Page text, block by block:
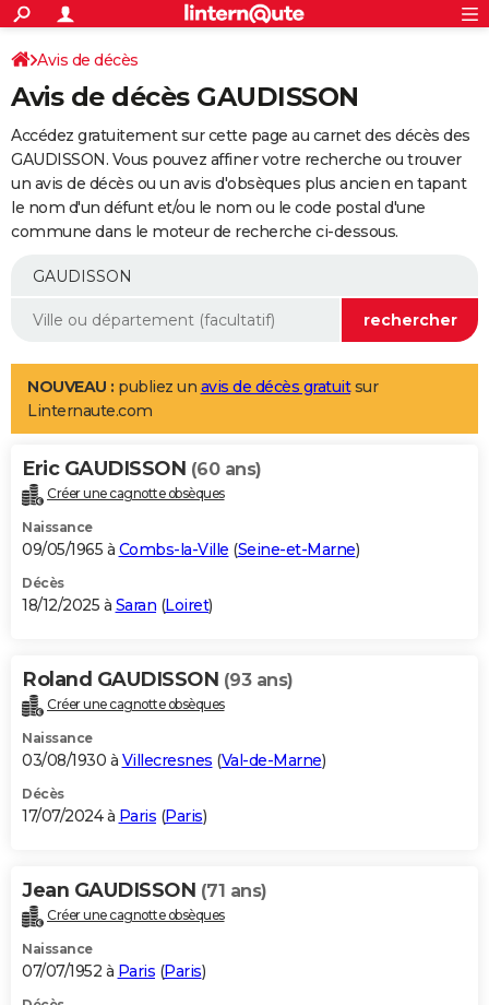
ACTUALITÉS
Politique
Société
Faits Divers
Education
Monde
Villes
+
SPORT
Coupe du monde 2026
Football
Tennis
Cyclisme
Rugby
Forum
Programme TV
TNT
Streaming
Cinéma
Sorties cinéma
Musique
+
FINANCE
Impôts
Immobilier
Risques naturels par ville
Banque
Assurance
Crédit
AUTO
Essais
Réserver un essai
Citadines
Berlines
SUV
Forum auto
+
Mobiles
Meilleur smartphone
Internet
Ordinateurs
Jeux vidéo
Guide high-tech
Aménagement intérieur
LIFESTYLE
Art de vivre
Bien-être
Loisirs
Mode
Modes de vie
Alimentation
Guide de la santé
Maladies
Médicaments
Sommeil
VOYAGE
Destinations
City break
Voyage nature
Voyage de noces
Forum
Climat
+PHOTO
GUIDES D'ACHAT
BONS PLANS
Carte de Noël
Carte Bonne année
Carte Saint-Valentin
Carte Pâques
Carte d'anniversaire
DICTIONNAIRE
Dictionnaire
Biographies
Citations
Expressions
Proverbes
PROGRAMME TV
S'inscrire
Se connecter
Lycées
Collèges
Primaires
Universités
Entreprises
Service militaire
Avis de recherche
AVIS DE DÉCÈS
Bricolage
Lifestyle
Culture
Sport
Auto
Television
Voyage
Cinema
Avis de décès
Avis de décès GAUDISSON
Accédez gratuitement sur cette page au carnet des décès des
GAUDISSON. Vous pouvez affiner votre recherche ou trouver
un avis de décès ou un avis d'obsèques plus ancien en tapant
le nom d'un défunt et/ou le nom ou le code postal d'une
commune dans le moteur de recherche ci-dessous.
NOUVEAU : publiez un avis de décès gratuitsur
Linternaute.com
Eric GAUDISSON (60 ans)
Créer une cagnotte obsèques
Naissance
09/05/1965 à Combs-la-Ville (Seine-et-Marne)
Décès
18/12/2025 à Saran (Loiret)
Roland GAUDISSON (93 ans)
Créer une cagnotte obsèques
Naissance
03/08/1930 à Villecresnes (Val-de-Marne)
Décès
17/07/2024 à Paris (Paris)
Jean GAUDISSON (71 ans)
Créer une cagnotte obsèques
Naissance
07/07/1952 à Paris (Paris)